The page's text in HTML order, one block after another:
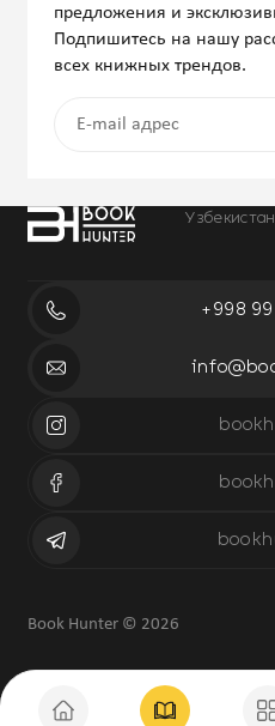
+998
предложения и
Подпишитесь на нашу
всех книжных трендов.
Book Hunter © 2026